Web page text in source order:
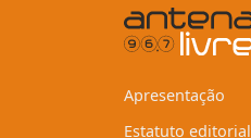
Apresentação
Estatuto editorial